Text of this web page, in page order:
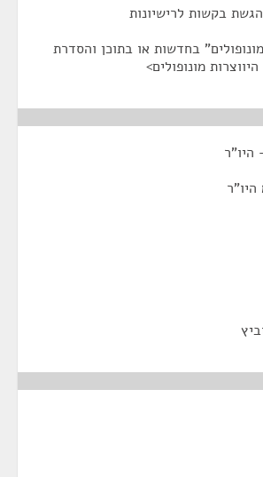
בקשות לרישיונות
בחדשות או בתוכן והסדרת
מונופולים>